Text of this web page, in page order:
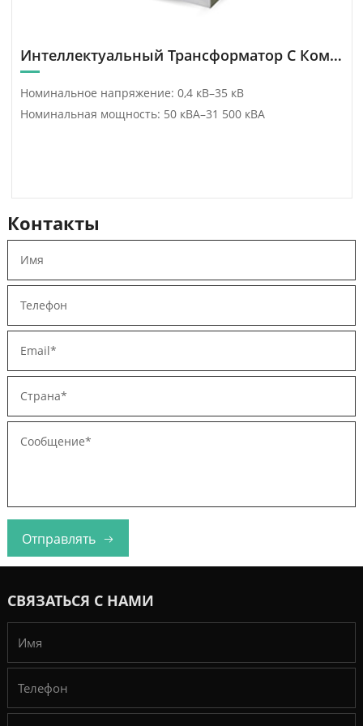
Интеллектуальный Трансформатор С Комбинированным Регулированием Мощности И Напряжения Под Нагрузкой
Номинальное напряжение: 0,4 кВ–35 кВ
Номинальная мощность: 50 кВА–31 500 кВА
Контакты
Отправлять
СВЯЗАТЬСЯ С НАМИ